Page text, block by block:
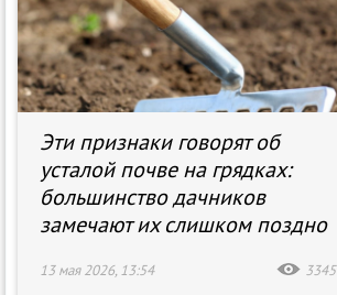
Эти признаки говорят об
усталой почве на грядках:
большинство дачников
замечают их слишком поздно
13 мая 2026, 13:54 3345